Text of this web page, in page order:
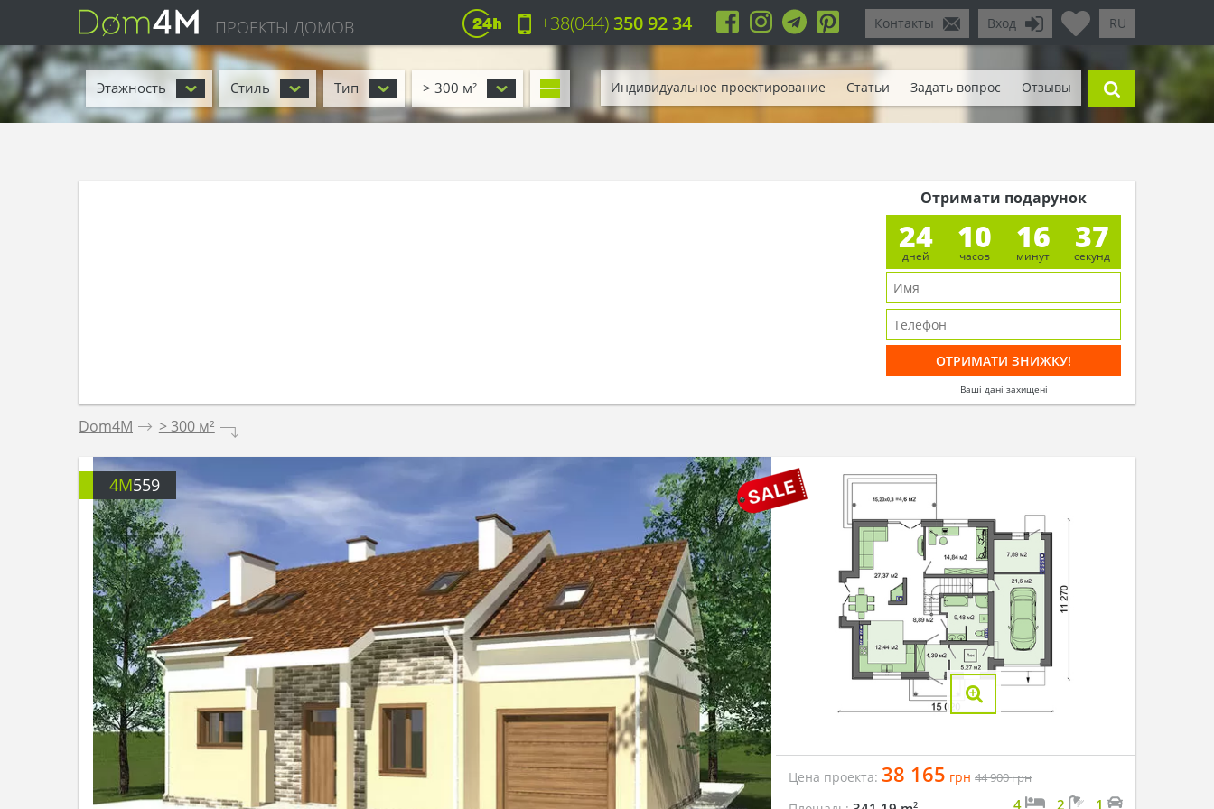
ПРОЕКТЫ ДОМОВ RU
Вход
Контакты
+38(044)350 92 34
Этажность Стиль Тип > 300 м² Индивидуальное проектирование Статьи Задать вопрос Отзывы
Отримати подарунок
24
дней
10
часов
16
минут
34
секунд
Ваші дані захищені
Dom4M . > 300 м² .
4M559
Цена проекта: 38 165 грн 44 900грн
2 4 2 1